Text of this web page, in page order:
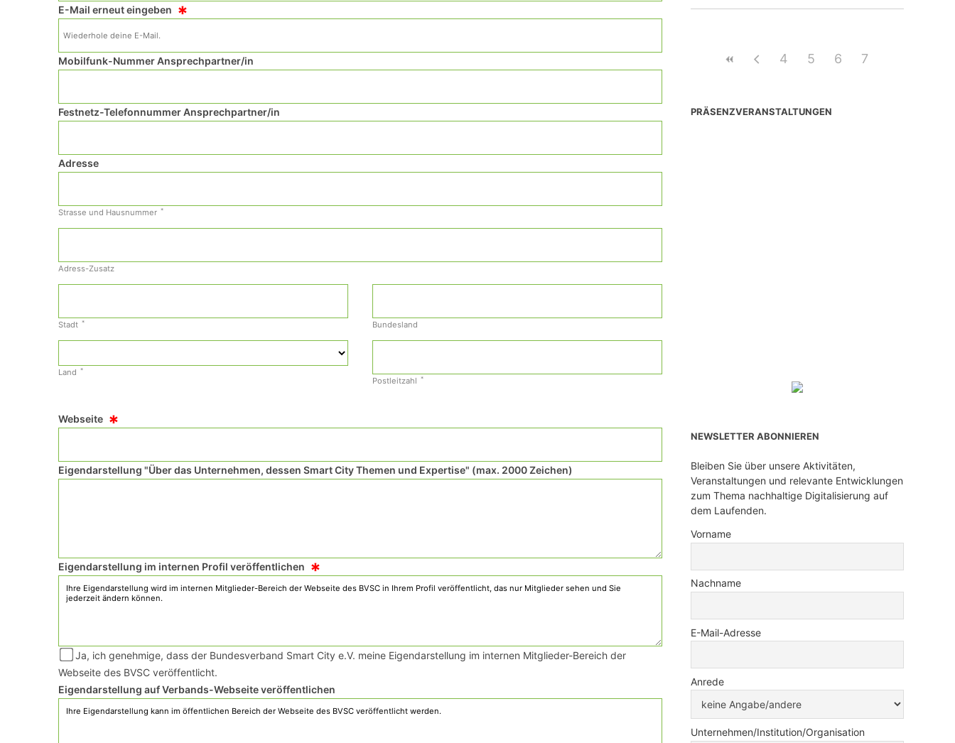
E-Mail erneut eingeben*
Mobilfunk-Nummer Ansprechpartner/in
Festnetz-Telefonnummer Ansprechpartner/in
Adresse
Strasse und Hausnummer *
Adress-Zusatz
Stadt * Bundesland
Land *
Postleitzahl *
Webseite*
Eigendarstellung "Über das Unternehmen, dessen Smart City Themen und Expertise" (max. 2000 Zeichen)
Eigendarstellung im internen Profil veröffentlichen*
Ja, ich genehmige, dass der Bundesverband Smart City e.V. meine Eigendarstellung im internen Mitglieder-Bereich der
Webseite des BVSC veröffentlicht.
Eigendarstellung auf Verbands-Webseite veröffentlichen
4 5 6 7
PRÄSENZVERANSTALTUNGEN
NEWSLETTER ABONNIEREN
Bleiben Sie über unsere Aktivitäten,
Veranstaltungen und relevante Entwicklungen
zum Thema nachhaltige Digitalisierung auf
dem Laufenden.
Vorname
Nachname
E-Mail-Adresse
Anrede
Unternehmen/Institution/Organisation